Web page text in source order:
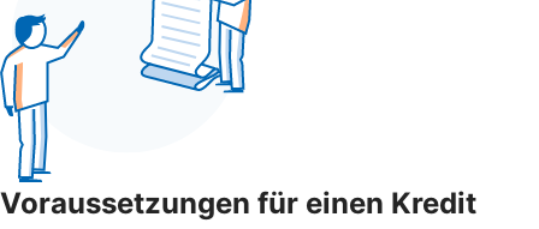
Voraussetzungen für einen Kredit